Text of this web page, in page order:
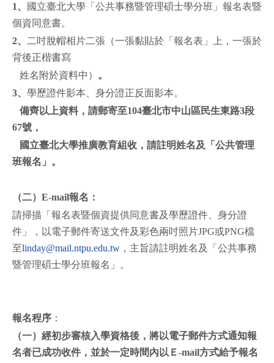
1、
國立臺北大學「公共事務暨管理碩士學分班」報名表暨
個資同意書。
2、
二吋脫帽相片二張（一張黏貼於「報名表」上，一張於
背後正楷書寫
姓名附於資料中）
。
3、 學歷證件影本、身分證正反面影本。
備齊以上資料，請郵寄至104臺北市中山區民生東路3段
67號，
國立臺北大學推廣教育組收，請註明姓名及「公共管理
班報名」。
（二）E-mail報名：
請掃描「報名表暨個資提供同意書及學歷證件、身分證
件」，以電子郵件寄送文件及彩色兩吋照片JPG或PNG檔
至linday@mail.ntpu.edu.tw ，主旨請註明姓名及「公共事務
暨管理碩士學分班報名」。
報名程序 ：
（一）經初步審核入學資格後，將以電子郵件方式通知報
名者已成功收件，並於一定時間內以Ｅ-mail方式給予報名